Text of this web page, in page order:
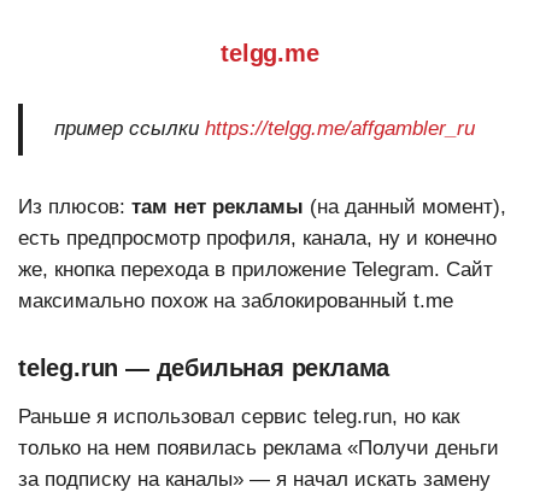
telgg.me
пример ссылки https://telgg.me/affgambler_ru
Из плюсов: там нет рекламы (на данный момент),
есть предпросмотр профиля, канала, ну и конечно
же, кнопка перехода в приложение Telegram. Сайт
максимально похож на заблокированный t.me
teleg.run — дебильная реклама
Раньше я использовал сервис teleg.run, но как
только на нем появилась реклама «Получи деньги
за подписку на каналы» — я начал искать замену